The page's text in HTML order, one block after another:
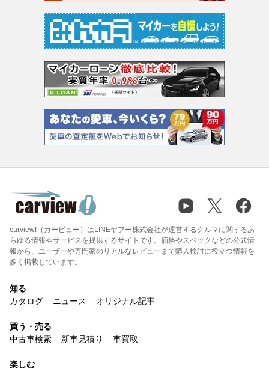
carview!（カービュー）はLINEヤフー株式会社が運営するクルマに関するあ
らゆる情報やサービスを提供するサイトです。価格やスペックなどの公式情
報から、ユーザーや専門家のリアルなレビューまで購入検討に役立つ情報を
多く掲載しています。
知る
カタログ
ニュース オリジナル記事
買う・売る
中古車検索
新車見積り 車買取
楽しむ